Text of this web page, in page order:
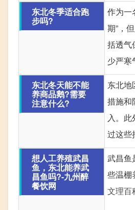
东北冬季适合跑
步吗?
作为一
期”，
括透气
少严寒
东北冬天能不能
养商品鹅?需要
注意什么?
东北地
措施和
入。
过这些
想人工养殖武昌
鱼，东北能养武
昌鱼吗?-九州醉
餐饮网
武昌鱼
些温棚
文理百